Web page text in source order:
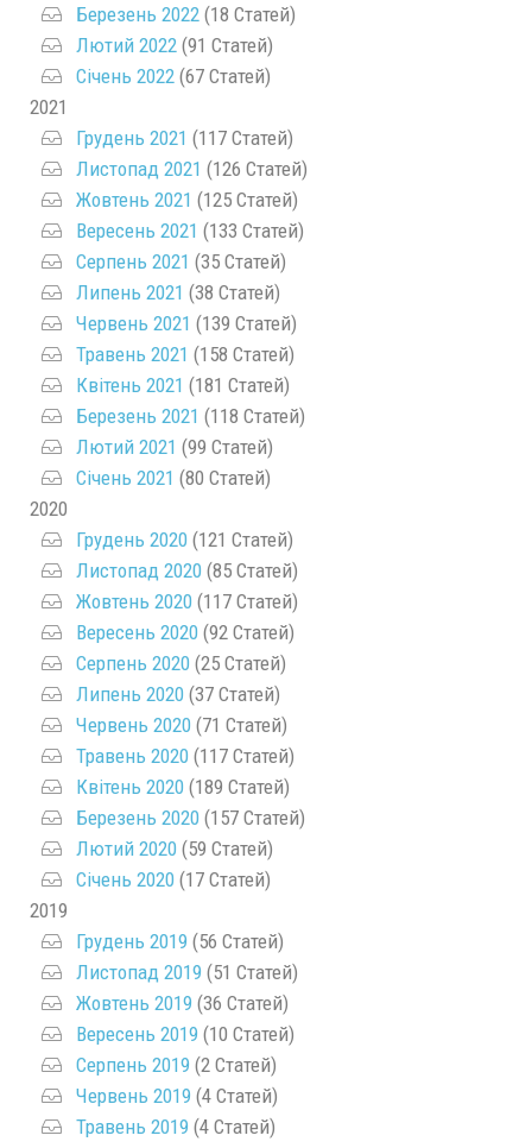
Березень 2022 (18 Статей)
Лютий 2022 (91 Статей)
Січень 2022 (67 Статей)
2021
Грудень 2021 (117 Статей)
Листопад 2021 (126 Статей)
Жовтень 2021 (125 Статей)
Вересень 2021 (133 Статей)
Серпень 2021 (35 Статей)
Липень 2021 (38 Статей)
Червень 2021 (139 Статей)
Травень 2021 (158 Статей)
Квітень 2021 (181 Статей)
Березень 2021 (118 Статей)
Лютий 2021 (99 Статей)
Січень 2021 (80 Статей)
2020
Грудень 2020 (121 Статей)
Листопад 2020 (85 Статей)
Жовтень 2020 (117 Статей)
Вересень 2020 (92 Статей)
Серпень 2020 (25 Статей)
Липень 2020 (37 Статей)
Червень 2020 (71 Статей)
Травень 2020 (117 Статей)
Квітень 2020 (189 Статей)
Березень 2020 (157 Статей)
Лютий 2020 (59 Статей)
Січень 2020 (17 Статей)
2019
Грудень 2019 (56 Статей)
Листопад 2019 (51 Статей)
Жовтень 2019 (36 Статей)
Вересень 2019 (10 Статей)
Серпень 2019 (2 Статей)
Червень 2019 (4 Статей)
Травень 2019 (4 Статей)